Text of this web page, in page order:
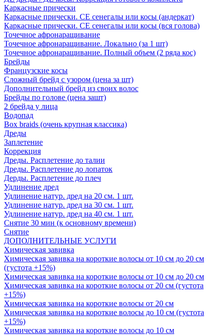
Каркасные прически
Каркасные прически. СЕ сенегалы или косы (андеркат)
Каркасные прически. СЕ сенегалы или косы (вся голова)
Точечное афронаращивание
Точечное афронаращивание. Локально (за 1 шт)
Точечное афронаращивание. Полный объем (2 ряда кос)
Брейды
Французские косы
Сложный брейд с узором (цена за шт)
Дополнительный брейд из своих волос
Брейды по голове (цена зашт)
2 брейда у лица
Водопад
Box braids (очень крупная классика)
Дреды
Заплетение
Коррекция
Дреды. Расплетение до талии
Дреды. Расплетение до лопаток
Дерды. Расплетение до плеч
Удлинение дред
Удлинение натур. дред на 20 см. 1 шт.
Удлинение натур. дред на 30 см. 1 шт.
Удлинение натур. дред на 40 см. 1 шт.
Снятие 30 мин (к основному времени)
Снятие
ДОПОЛНИТЕЛЬНЫЕ УСЛУГИ
Химическая завивка
Химическая завивка на короткие волосы от 10 см до 20 см
(густота +15%)
Химическая завивка на короткие волосы от 10 см до 20 см
Химическая завивка на короткие волосы от 20 см (густота
+15%)
Химическая завивка на короткие волосы от 20 см
Химическая завивка на короткие волосы до 10 см (густота
+15%)
Химическая завивка на короткие волосы до 10 см